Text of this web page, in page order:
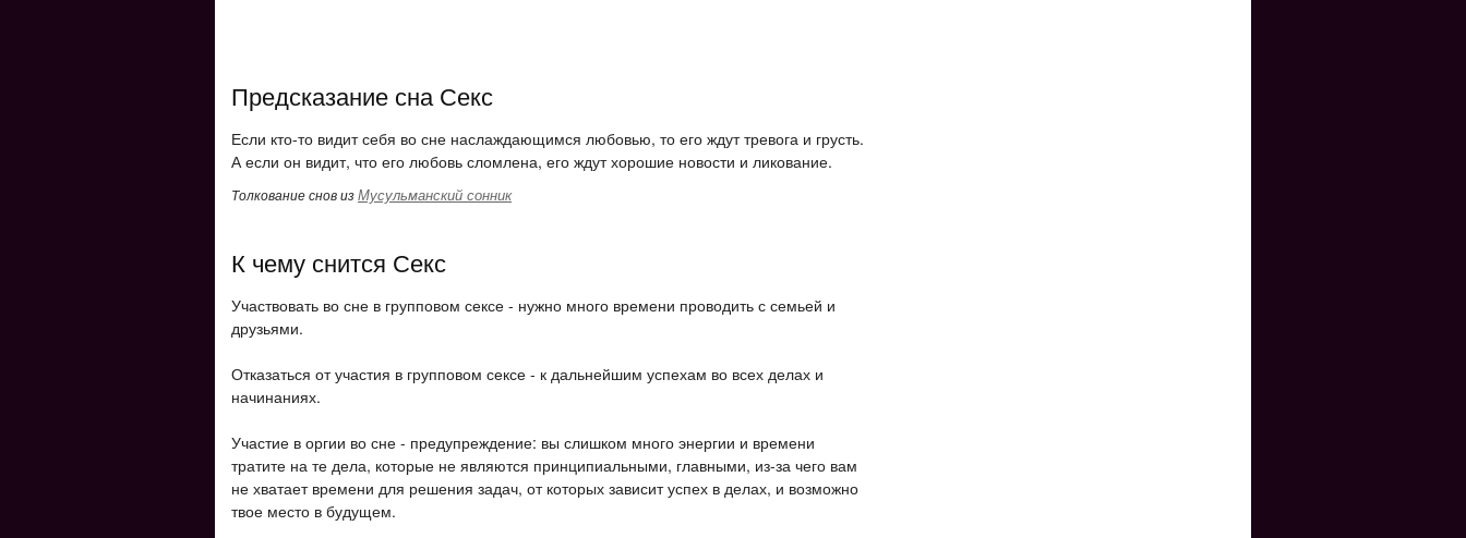
Предсказание сна Секс
Если кто-то видит себя во сне наслаждающимся любовью, то его ждут тревога и грусть.
А если он видит, что его любовь сломлена, его ждут хорошие новости и ликование.
Толкование снов изМусульманский сонник
К чему снится Секс
Участвовать во сне в групповом сексе - нужно много времени проводить с семьей и
друзьями.
Отказаться от участия в групповом сексе - к дальнейшим успехам во всех делах и
начинаниях.
Участие в оргии во сне - предупреждение: вы слишком много энергии и времени
тратите на те дела, которые не являются принципиальными, главными, из-за чего вам
не хватает времени для решения задач, от которых зависит успех в делах, и возможно
твое место в будущем.